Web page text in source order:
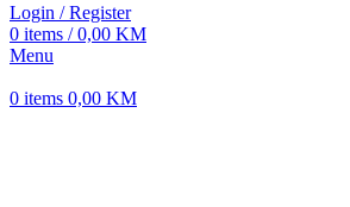
Login / Register
0 items / 0,00 KM
Menu
0 items 0,00 KM